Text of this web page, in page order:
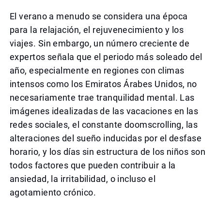
El verano a menudo se considera una época
para la relajación, el rejuvenecimiento y los
viajes. Sin embargo, un número creciente de
expertos señala que el periodo más soleado del
año, especialmente en regiones con climas
intensos como los Emiratos Árabes Unidos, no
necesariamente trae tranquilidad mental. Las
imágenes idealizadas de las vacaciones en las
redes sociales, el constante doomscrolling, las
alteraciones del sueño inducidas por el desfase
horario, y los días sin estructura de los niños son
todos factores que pueden contribuir a la
ansiedad, la irritabilidad, o incluso el
agotamiento crónico.